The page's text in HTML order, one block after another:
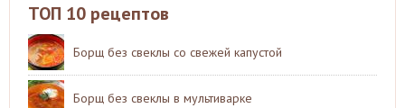
ТОП 10 рецептов
Борщ без свеклы со свежей капустой
Борщ без свеклы в мультиварке